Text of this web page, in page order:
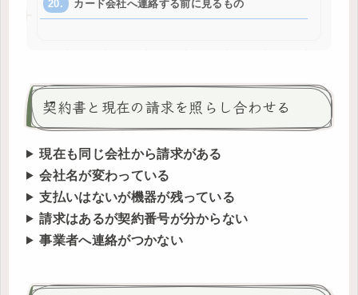
カード会社へ連絡する前に見るもの
契約書と現在の請求を照らし合わせる
現在も同じ会社から請求がある
会社名が変わっている
支払いはないが機器が残っている
請求はあるが契約番号が分からない
事業者へ連絡がつかない